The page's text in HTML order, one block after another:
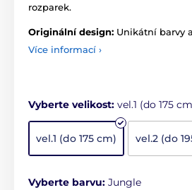
rozparek.
Originální design: Unikátní barvy
Více informací ›
Vyberte velikost: vel.1 (do 175
vel.1 (do 175 cm) vel.2 (do
Vyberte barvu: Jungle